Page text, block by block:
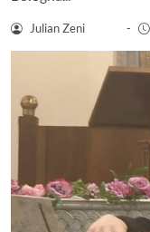
Julian Zeni -